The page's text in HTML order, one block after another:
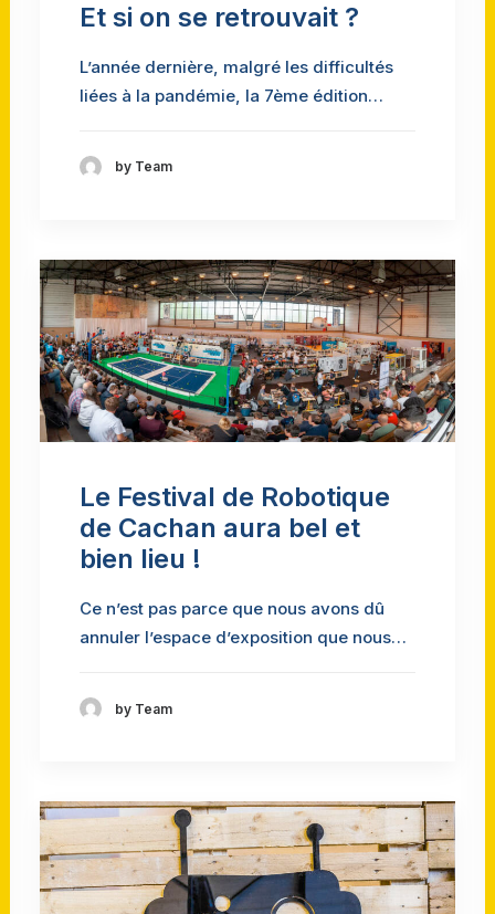
Et si on se retrouvait ?
L’année dernière, malgré les difficultés
liées à la pandémie, la 7ème édition…
by Team
Le Festival de Robotique
de Cachan aura bel et
bien lieu !
Ce n’est pas parce que nous avons dû
annuler l’espace d’exposition que nous…
by Team